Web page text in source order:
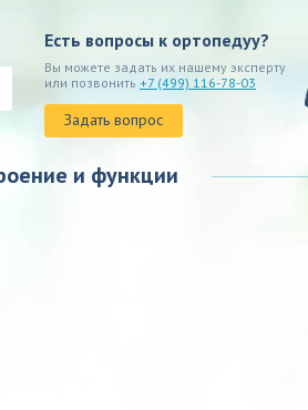
Есть вопросы к ортопедуу?
Вы можете задать их нашему эксперту
или позвонить +7 (499) 116-78-03
Задать вопрос
и функции